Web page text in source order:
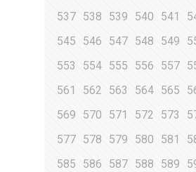
537 538 539 540 541
545
546 547 548 549
553
554 555 556 557
561
562 563 564 565
569
570 571 572 573
577 578 579 580 581
585
586 587 588 589